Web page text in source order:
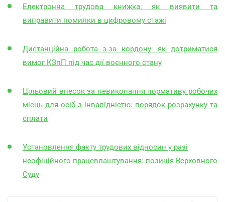
Електронна трудова книжка: як виявити та
виправити помилки в цифровому стажі
Дистанційна робота з-за кордону: як дотриматися
вимог КЗпП під час дії воєнного стану
Цільовий внесок за невиконання нормативу робочих
місць для осіб з інвалідністю: порядок розрахунку та
сплати
Установлення факту трудових відносин у разі
неофіційного працевлаштування: позиція Верховного
Суду